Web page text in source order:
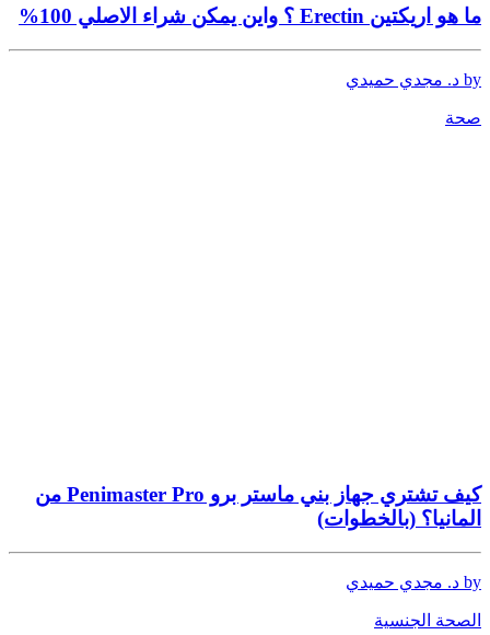
ما هو اريكتين Erectin ؟ واين يمكن شراء الاصلي 100%
by د. مجدي حميدي
صحة
كيف تشتري جهاز بني ماستر برو Penimaster Pro من
المانيا؟ (بالخطوات)
by د. مجدي حميدي
الصحة الجنسية